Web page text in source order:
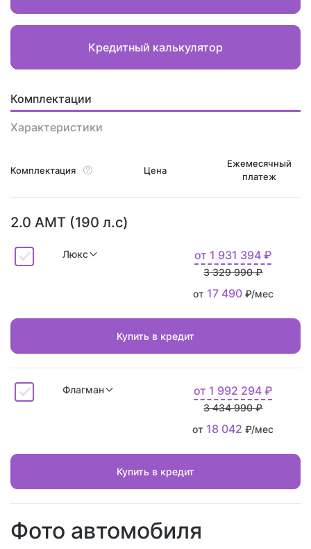
Кредитный калькулятор
Комплектации
Характеристики
Комплектация Цена
Ежемесячный
платеж
2.0 AMT (190 л.с)
Люкс от 1 931 394 ₽
3 329 990 ₽
от 17 490₽/мес
Купить в кредит
Флагман от 1 992 294 ₽
3 434 990 ₽
от 18 042 ₽/мес
Купить в кредит
Фото автомобиля